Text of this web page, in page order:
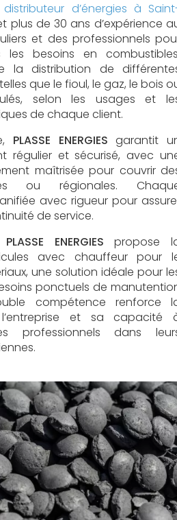
distributeur d’énergies à
plus de 30 ans d’expérience
et des professionnels
besoins en
la distribution de
que le fioul, le gaz, le bois
selon les usages et
de chaque client.
PLASSE ENERGIES garantit
régulier et sécurisé, avec
maîtrisée pour couvrir
ou régionales.
avec rigueur pour
de service.
PLASSE ENERGIES propose
avec chauffeur pour
une solution idéale pour
ponctuels de
compétence renforce
et sa capacité
professionnels dans